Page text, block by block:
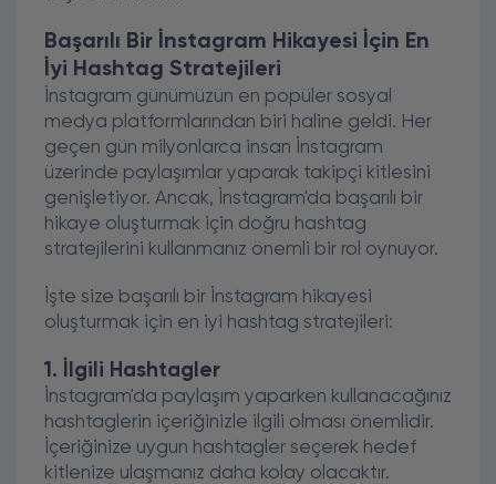
Başarılı Bir İnstagram Hikayesi İçin En
İyi Hashtag Stratejileri
İnstagram günümüzün en popüler sosyal
medya platformlarından biri haline geldi. Her
geçen gün milyonlarca insan İnstagram
üzerinde paylaşımlar yaparak takipçi kitlesini
genişletiyor. Ancak, İnstagram'da başarılı bir
hikaye oluşturmak için doğru hashtag
stratejilerini kullanmanız önemli bir rol oynuyor.
İşte size başarılı bir İnstagram hikayesi
oluşturmak için en iyi hashtag stratejileri:
1. İlgili Hashtagler
İnstagram'da paylaşım yaparken kullanacağınız
hashtaglerin içeriğinizle ilgili olması önemlidir.
İçeriğinize uygun hashtagler seçerek hedef
kitlenize ulaşmanız daha kolay olacaktır.